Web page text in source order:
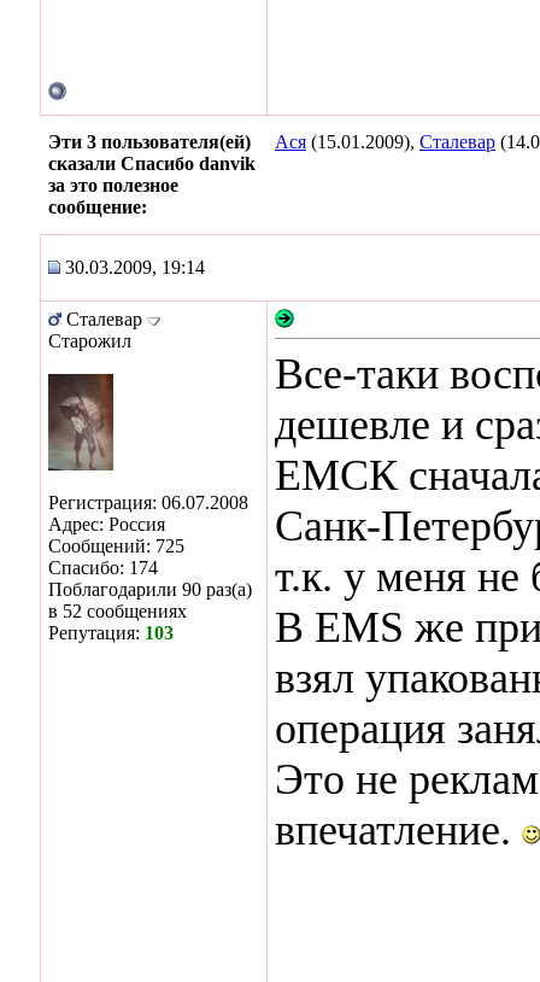
Эти 3 пользователя(ей)
сказали Спасибо danvik
за это полезное
сообщение:
Ася (15.01.2009), Сталевар
30.03.2009, 19:14
Сталевар
Старожил
Регистрация: 06.07.2008
Адрес: Россия
Сообщений: 725
Спасибо: 174
Поблагодарили 90 раз(а)
в 52 сообщениях
Репутация: 103
Все-таки
дешевле и
ЕМСК
Санк-
т.к. у меня
В EMS же
взял
операция
Это не
впечатление.